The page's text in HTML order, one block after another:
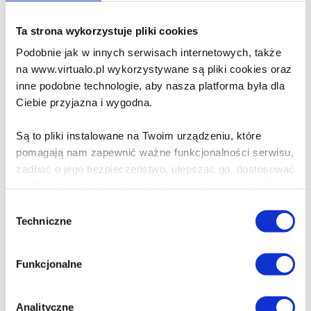
Ta strona wykorzystuje pliki cookies
Podobnie jak w innych serwisach internetowych, także
na www.virtualo.pl wykorzystywane są pliki cookies oraz
inne podobne technologie, aby nasza platforma była dla
Ciebie przyjazna i wygodna.
Są to pliki instalowane na Twoim urządzeniu, które
pomagają nam zapewnić ważne funkcjonalności serwisu,
zadbać o jego bezpieczeństwo, ulepszać go, dostosować
Poza plikami, które są nam niezbędne do prawidłowego
i bezpiecznego działania serwisu - są także takie, które
wymagają Twojej zgody.
Każda udzielona zgoda poprawi Twoje doświadczenia
zgody
Techniczne
Funkcjonalne
Analityczne
Matka mojej córki
Magdalena Majcher
Do koszyka Na prezent
Na prezent